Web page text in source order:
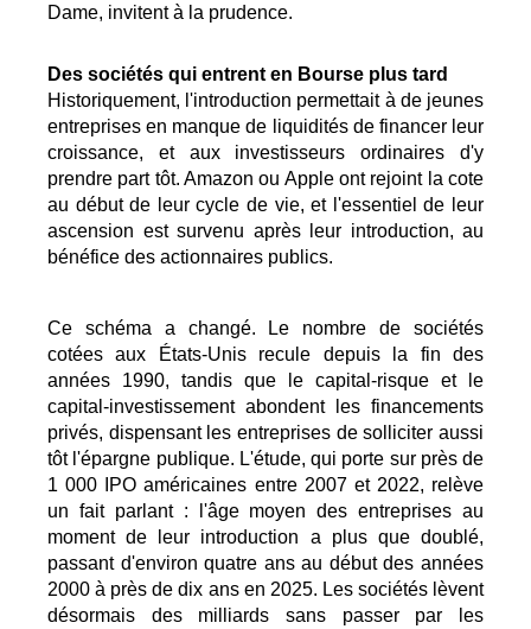
Dame, invitent à la prudence.
Des sociétés qui entrent en Bourse plus tard
Historiquement, l'introduction permettait à de jeunes
entreprises en manque de liquidités de financer leur
croissance, et aux investisseurs ordinaires d'y
prendre part tôt. Amazon ou Apple ont rejoint la cote
au début de leur cycle de vie, et l'essentiel de leur
ascension est survenu après leur introduction, au
bénéfice des actionnaires publics.
Ce schéma a changé. Le nombre de sociétés
cotées aux États-Unis recule depuis la fin des
années 1990, tandis que le capital-risque et le
capital-investissement abondent les financements
privés, dispensant les entreprises de solliciter aussi
tôt l'épargne publique. L'étude, qui porte sur près de
1 000 IPO américaines entre 2007 et 2022, relève
un fait parlant : l'âge moyen des entreprises au
moment de leur introduction a plus que doublé,
passant d'environ quatre ans au début des années
2000 à près de dix ans en 2025. Les sociétés lèvent
désormais des milliards sans passer par les